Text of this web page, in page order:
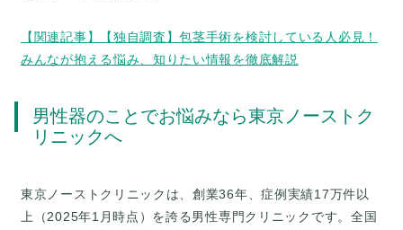
【関連記事】【独自調査】包茎手術を検討している人必見！
みんなが抱える悩み、知りたい情報を徹底解説
男性器のことでお悩みなら東京ノーストク
リニックへ
東京ノーストクリニックは、創業36年、症例実績17万件以
上（2025年1月時点）を誇る男性専門クリニックです。全国